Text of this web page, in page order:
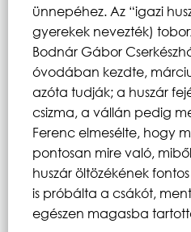
ünnepéhez. Az “igazi
gyerekek nevezték)
Bodnár Gábor
óvodában kezdte,
azóta tudják; a huszár
csizma, a vállán pedig
Ferenc elmesélte, hogy
pontosan mire való,
huszár öltözékének
is próbálta a csákót,
egészen magasba